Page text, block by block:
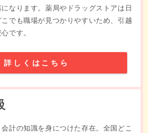
なります。薬局やドラッグストアは日
でも職場が見つかりやすいため、引越
です。
詳しくはこちら
計の知識を身につけた存在。全国どこ